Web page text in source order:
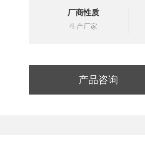
IV、CV、微波和光电实验。
厂商性质
生产厂家
产品咨询